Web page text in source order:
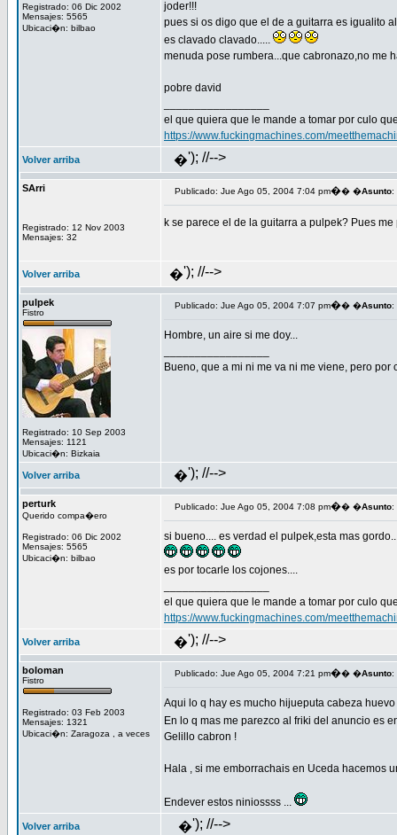
Registrado: 06 Dic 2002
Mensajes: 5565
Ubicaci�n: bilbao
joder!!!
pues si os digo que el de a guitarra es igualito
es clavado clavado.....
menuda pose rumbera...que cabronazo,no me
pobre david
el que quiera que le mande a tomar por culo
https://www.fuckingmachines.com/
Volver arriba �'); //-->
SArri
Registrado: 12 Nov 2003
Mensajes: 32
Publicado: Jue Ago 05, 2004 7:04 pm�� �Asunto:
k se parece el de la guitarra a pulpek? Pues
Volver arriba �'); //-->
pulpek
Fistro
Registrado: 10 Sep 2003
Mensajes: 1121
Ubicaci�n: Bizkaia
Publicado: Jue Ago 05, 2004 7:07 pm�� �Asunto:
Hombre, un aire si me doy...
Bueno, que a mi ni me va ni me viene, pero por
Volver arriba �'); //-->
perturk
Querido compa�ero
Registrado: 06 Dic 2002
Mensajes: 5565
Ubicaci�n: bilbao
Publicado: Jue Ago 05, 2004 7:08 pm�� �Asunto:
si bueno.... es verdad el pulpek,esta mas
es por tocarle los cojones....
el que quiera que le mande a tomar por culo
https://www.fuckingmachines.com/
Volver arriba �'); //-->
boloman
Fistro
Registrado: 03 Feb 2003
Mensajes: 1321
Ubicaci�n: Zaragoza , a veces
Publicado: Jue Ago 05, 2004 7:21 pm�� �Asunto:
Aqui lo q hay es mucho hijueputa cabeza
En lo q mas me parezco al friki del anuncio es
Gelillo cabron !
Hala , si me emborrachais en Uceda hacemos
Endever estos niniossss ...
Volver arriba �'); //-->